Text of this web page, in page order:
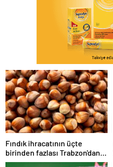
Fındık ihracatının üçte
birinden fazlası Trabzon'dan
yapıldı